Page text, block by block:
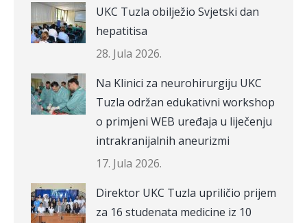
UKC Tuzla obilježio Svjetski dan
hepatitisa
28. Jula 2026.
Na Klinici za neurohirurgiju UKC
Tuzla održan edukativni workshop
o primjeni WEB uređaja u liječenju
intrakranijalnih aneurizmi
17. Jula 2026.
Direktor UKC Tuzla upriličio prijem
za 16 studenata medicine iz 10